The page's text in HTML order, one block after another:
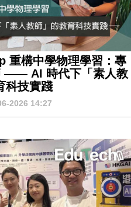
重構中學物理學習：專
—— AI 時代下「素人教
科技實踐
2026 14:27